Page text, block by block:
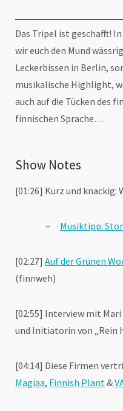
Das Tripel ist geschafft!
wir euch den Mund
Leckerbissen in Berlin,
musikalische Highlight,
auch auf die Tücken des
finnischen Sprache…
Show Notes
[01:26] Kurz und knackig:
Musiktipp:
[02:27] Auf der Grünen
(finnweh)
[02:55] Interview mit
und Initiatorin von „Rein
[04:14] Diese Firmen
Magiaa, Finnish Plant&